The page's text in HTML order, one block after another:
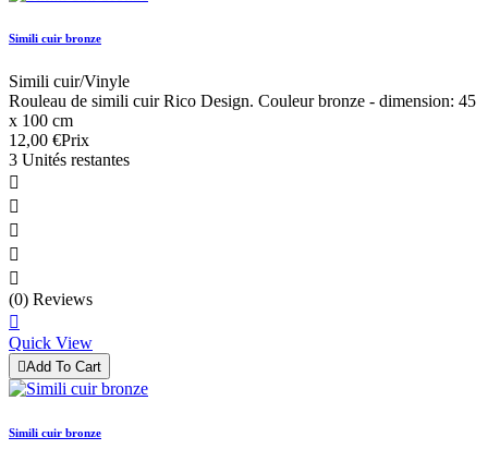
Simili cuir bronze
Simili cuir/Vinyle
Rouleau de simili cuir Rico Design. Couleur bronze - dimension: 45
x 100 cm
12,00 €Prix
3 Unités restantes





(0) Reviews

Quick View
Add To Cart
Simili cuir bronze